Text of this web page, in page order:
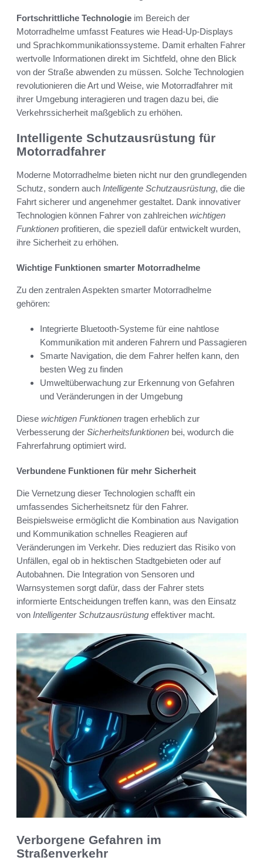
Fortschrittliche Technologie im Bereich der
Motorradhelme umfasst Features wie Head-Up-Displays
und Sprachkommunikationssysteme. Damit erhalten Fahrer
wertvolle Informationen direkt im Sichtfeld, ohne den Blick
von der Straße abwenden zu müssen. Solche Technologien
revolutionieren die Art und Weise, wie Motorradfahrer mit
ihrer Umgebung interagieren und tragen dazu bei, die
Verkehrssicherheit maßgeblich zu erhöhen.
Intelligente Schutzausrüstung für
Motorradfahrer
Moderne Motorradhelme bieten nicht nur den grundlegenden
Schutz, sondern auch Intelligente Schutzausrüstung, die die
Fahrt sicherer und angenehmer gestaltet. Dank innovativer
Technologien können Fahrer von zahlreichen wichtigen
Funktionen profitieren, die speziell dafür entwickelt wurden,
ihre Sicherheit zu erhöhen.
Wichtige Funktionen smarter Motorradhelme
Zu den zentralen Aspekten smarter Motorradhelme
gehören:
Integrierte Bluetooth-Systeme für eine nahtlose
Kommunikation mit anderen Fahrern und Passagieren
Smarte Navigation, die dem Fahrer helfen kann, den
besten Weg zu finden
Umweltüberwachung zur Erkennung von Gefahren
und Veränderungen in der Umgebung
Diese wichtigen Funktionen tragen erheblich zur
Verbesserung der Sicherheitsfunktionen bei, wodurch die
Fahrerfahrung optimiert wird.
Verbundene Funktionen für mehr Sicherheit
Die Vernetzung dieser Technologien schafft ein
umfassendes Sicherheitsnetz für den Fahrer.
Beispielsweise ermöglicht die Kombination aus Navigation
und Kommunikation schnelles Reagieren auf
Veränderungen im Verkehr. Dies reduziert das Risiko von
Unfällen, egal ob in hektischen Stadtgebieten oder auf
Autobahnen. Die Integration von Sensoren und
Warnsystemen sorgt dafür, dass der Fahrer stets
informierte Entscheidungen treffen kann, was den Einsatz
von Intelligenter Schutzausrüstung effektiver macht.
Verborgene Gefahren im
Straßenverkehr